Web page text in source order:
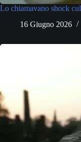
Lo chiamavano shock
16 Giugno 2026